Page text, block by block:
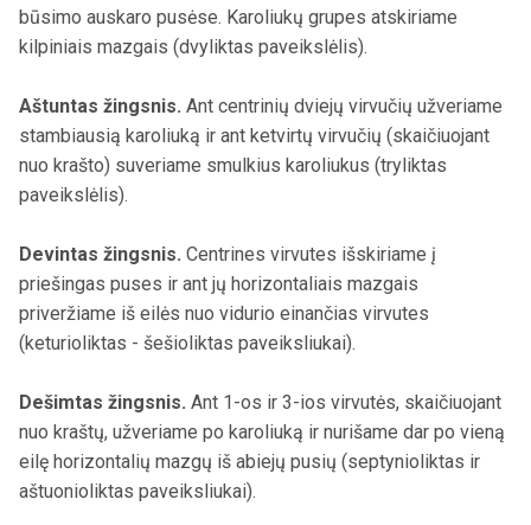
būsimo auskaro pusėse. Karoliukų grupes atskiriame
kilpiniais mazgais (dvyliktas paveikslėlis).
Aštuntas žingsnis. Ant centrinių dviejų virvučių užveriame
stambiausią karoliuką ir ant ketvirtų virvučių (skaičiuojant
nuo krašto) suveriame smulkius karoliukus (tryliktas
paveikslėlis).
Devintas žingsnis. Centrines virvutes išskiriame į
priešingas puses ir ant jų horizontaliais mazgais
priveržiame iš eilės nuo vidurio einančias virvutes
(keturioliktas - šešioliktas paveiksliukai).
Dešimtas žingsnis. Ant 1-os ir 3-ios virvutės, skaičiuojant
nuo kraštų, užveriame po karoliuką ir nurišame dar po vieną
eilę horizontalių mazgų iš abiejų pusių (septynioliktas ir
aštuonioliktas paveiksliukai).